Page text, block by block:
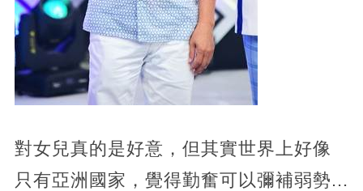
對女兒真的是好意，但其實世界上好像
只有亞洲國家，覺得勤奮可以彌補弱勢...